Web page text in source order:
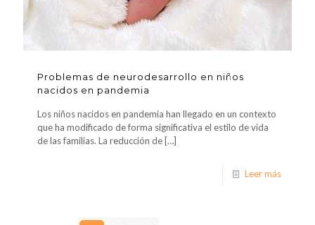
Problemas de neurodesarrollo en niños
nacidos en pandemia
Los niños nacidos en pandemia han llegado en un contexto
que ha modificado de forma significativa el estilo de vida
de las familias. La reducción de […]
Leer más